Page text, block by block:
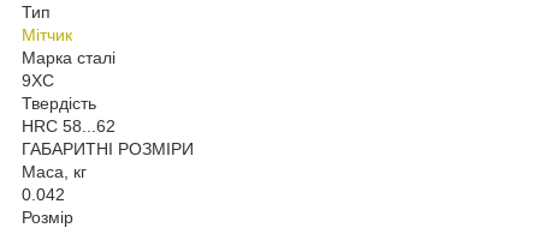
Тип
Мітчик
Марка сталі
9ХС
Твердість
HRC 58...62
ГАБАРИТНІ РОЗМІРИ
Маса, кг
0.042
Розмір